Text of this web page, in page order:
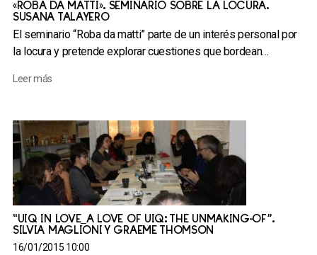
«ROBA DA MATTI». SEMINARIO SOBRE LA LOCURA.
SUSANA TALAYERO
El seminario “Roba da matti” parte de un interés personal por
la locura y pretende explorar cuestiones que bordean…
Leer más
“UIQ IN LOVE_A LOVE OF UIQ: THE UNMAKING-OF”.
SILVIA MAGLIONI Y GRAEME THOMSON
16/01/2015 10:00